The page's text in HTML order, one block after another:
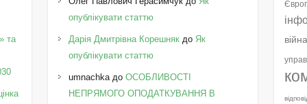
та
опублікувати статтю
Дарія Дмитрівна Корешняк до Як
опублікувати статтю
umnachkaдоОСОБЛИВОСТІ
НЕПРЯМОГО ОПОДАТКУВАННЯ В
війна